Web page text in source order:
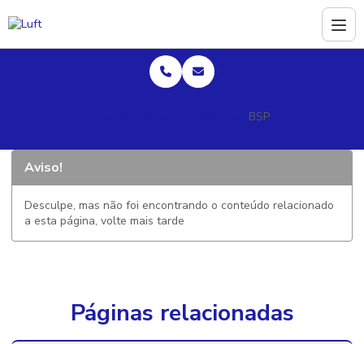
BSP
Aviso!
Desculpe, mas não foi encontrando o conteúdo relacionado
a esta página, volte mais tarde
Páginas relacionadas